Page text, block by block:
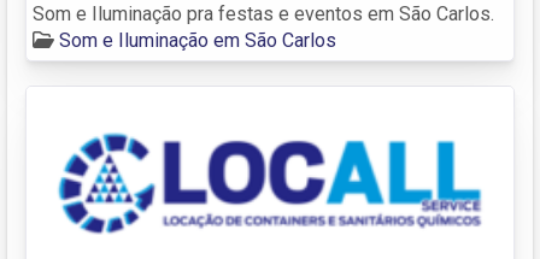
Som e Iluminação pra festas e eventos em São Carlos.
Som e Iluminação em São Carlos